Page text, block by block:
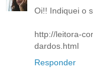
Oi!! Indiquei o
http://leitora-
dardos.html
Responder